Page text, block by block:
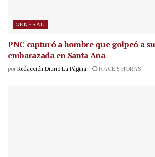
GENERAL
PNC capturó a hombre que golpeó a
embarazada en Santa Ana
por Redacción Diario La Página HACE 5 HORAS